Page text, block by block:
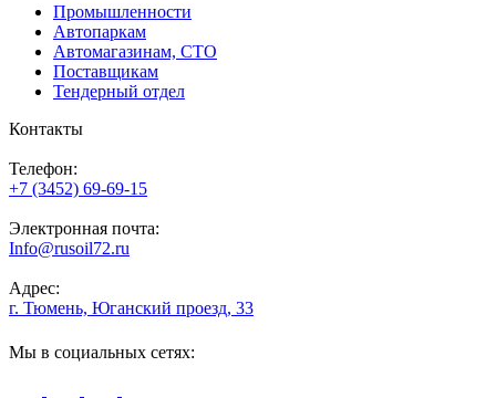
Промышленности
Автопаркам
Автомагазинам, СТО
Поставщикам
Тендерный отдел
Контакты
Телефон:
+7 (3452) 69-69-15
Электронная почта:
Info@rusoil72.ru
Адрес:
г. Тюмень, Юганский проезд, 33
Мы в социальных сетях: